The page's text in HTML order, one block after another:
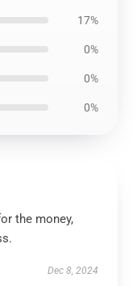
17%
0%
0%
0%
the money,
Dec 8, 2024